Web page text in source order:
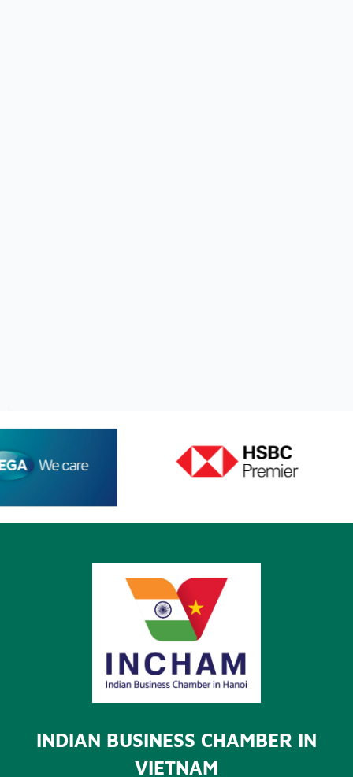
INDIAN BUSINESS CHAMBER IN
VIETNAM